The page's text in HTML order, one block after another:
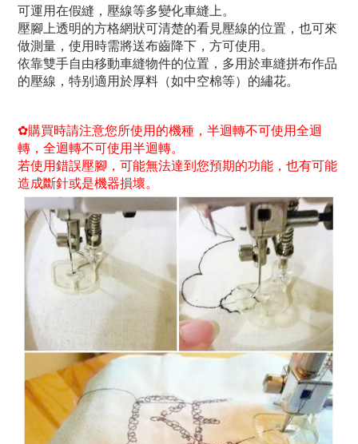
可運用在假縫，壓線等多變化車縫上。
壓腳上透明的方格網狀可清楚的看見壓線的位置，也可來
做測量，使用時需將送布齒降下，方可使用。
依靠雙手自由移動車縫物件的位置，多用於車縫拼布作品
的壓線，特别適用於厚料（如中空棉等）的繡花。
✿購買時請注意您所使用的機種，半迴轉不可使用全迴
轉，全迴轉不可使用半迴轉。
若使用錯誤壓腳，可能無法達到您預期的功能，也有可能
造成斷針或是機器損壞。